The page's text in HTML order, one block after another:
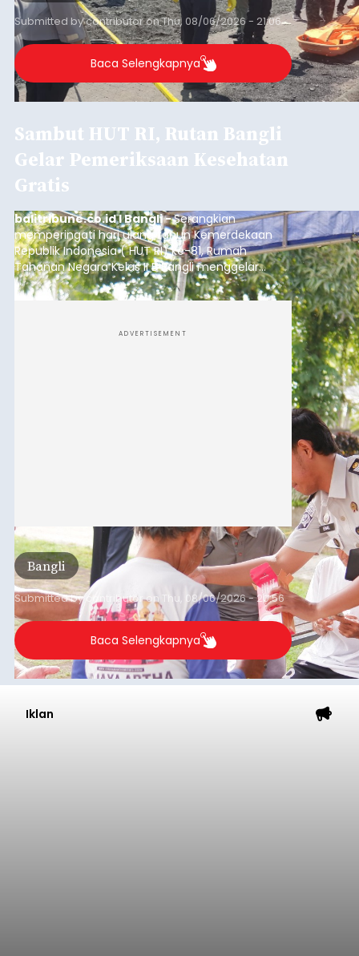
Submitted bycontributoronThu, 08/06/2026 - 21:06
Baca Selengkapnya
Sambut HUT RI, Rutan Bangli
Gelar Pemeriksaan Kesehatan
Gratis
balitribune.co.id I Bangli -Serangkian
memperingati hari ulang tahun Kemerdekaan
Republik Indonesia ( HUT RI) ke-81, Rumah
Tahanan Negara Kelas II B Bangli menggelar
kegiatan pemeriksaan kesehatan gratis, Rabu
(6/8/2026).
ADVERTISEMENT
Bangli
Submitted bycontributoron Thu, 08/06/2026 - 20:56
Baca Selengkapnya
Iklan